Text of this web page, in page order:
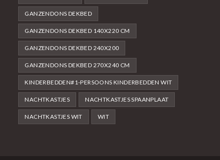
GANZENDONS DEKBED
GANZENDONS DEKBED 140X220 CM
GANZENDONS DEKBED 240X200
GANZENDONS DEKBED 270X240 CM
KINDERBEDDEN#1-PERSOONS KINDERBEDDEN WIT
NACHTKASTJES NACHTKASTJES SPAANPLAAT
NACHTKASTJES WIT WIT